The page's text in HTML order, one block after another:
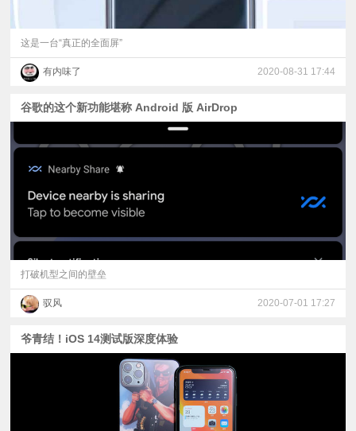
这是一台“真正的全面屏”
有内味了 2020-08-31 17:44
谷歌的这个新功能堪称 Android 版 AirDrop
打破机型之间的壁垒
驭风 2020-07-01 17:27
爷青结！iOS 14测试版深度体验